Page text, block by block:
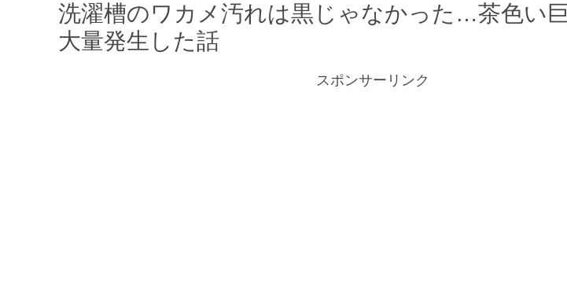
洗濯槽のワカメ汚れは黒じゃなかった…茶色い
大量発生した話
スポンサーリンク